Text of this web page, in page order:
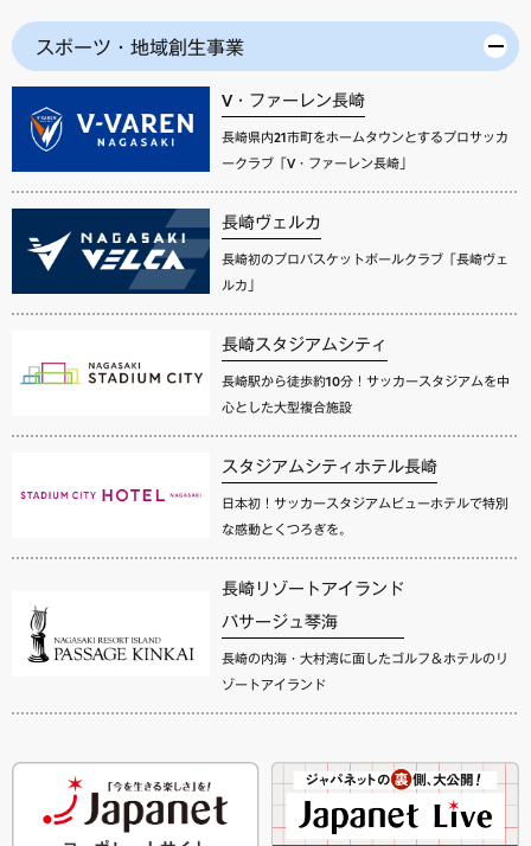
スポーツ・地域創生事業
V・ファーレン長崎
長崎県内21市町をホームタウンとするプロサッカ
ークラブ「V・ファーレン長崎」
長崎ヴェルカ
長崎初のプロバスケットボールクラブ「長崎ヴェ
ルカ」
長崎スタジアムシティ
長崎駅から徒歩約10分！サッカースタジアムを中
心とした大型複合施設
スタジアムシティホテル長崎
日本初！サッカースタジアムビューホテルで特別
な感動とくつろぎを。
長崎リゾートアイランド
パサージュ琴海
長崎の内海・大村湾に面したゴルフ＆ホテルのリ
ゾートアイランド